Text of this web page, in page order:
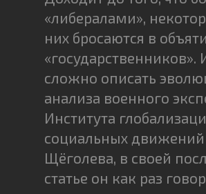
«либералами»,
них бросаются в
«государственников».
сложно описать
анализа военного
Института
социальных
Щёголева, в своей
статье он как раз